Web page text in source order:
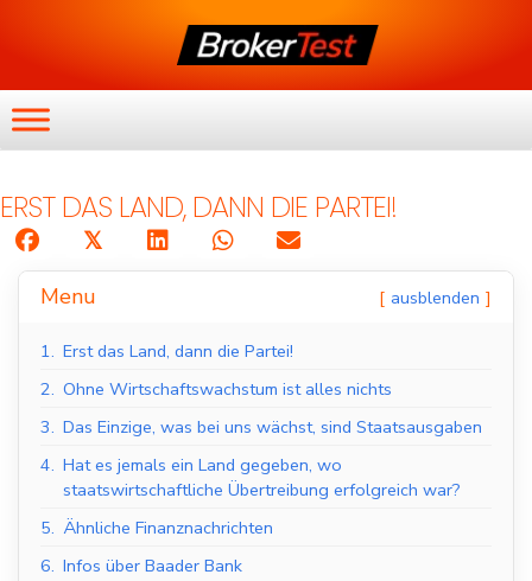
ERST DAS LAND, DANN DIE PARTEI!
𝕏
Menu ausblenden
1. Erst das Land, dann die Partei!
2. Ohne Wirtschaftswachstum ist alles nichts
3. Das Einzige, was bei uns wächst, sind Staatsausgaben
4. Hat es jemals ein Land gegeben, wo
staatswirtschaftliche Übertreibung erfolgreich war?
5. Ähnliche Finanznachrichten
6. Infos über Baader Bank